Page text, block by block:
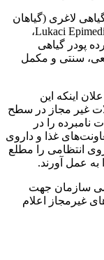
لاغری (گیاهان
شفا بخش)، فرآورده معجون فاقد مجوز Lukaci Epimediumlu،
پودر گیاهی
طبیعی، سنتی و مکمل
اینکه این
غیر مجاز در سطح
را در
غذا و داروی
انتظامی را مطلع
به عمل آورند.
روابط عمومی سازمان جهت
غیرمجاز اعلام